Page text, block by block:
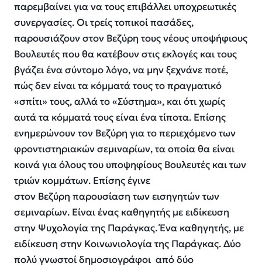
παρεμβαίνει για να τους επιβάλλει υποχρεωτικές
συνεργασίες. Οι τρείς τοπικοί πασάδες,
παρουσιάζουν στον Βεζύρη τους νέους υποψήφιους
Βουλευτές που θα κατέβουν στις εκλογές και τους
βγάζει ένα σύντομο λόγο, να μην ξεχνάνε ποτέ,
πώς δεν είναι τα κόμματά τους το πραγματικό
«σπίτι» τους, αλλά το «Σύστημα», και ότι χωρίς
αυτά τα κόμματά τους είναι ένα τίποτα. Επίσης
ενημερώνουν τον Βεζύρη για το περιεχόμενο των
φροντιστηριακών σεμιναρίων, τα οποία θα είναι
κοινά για όλους του υποψηφίους Βουλευτές και των
τριών κομμάτων. Επίσης έγινε
στον Βεζύρη παρουσίαση των εισηγητών των
σεμιναρίων. Είναι ένας καθηγητής με ειδίκευση
στην Ψυχολογία της Παράγκας. Ένα καθηγητής, με
ειδίκευση στην Κοινωνιολογία της Παράγκας. Δύο
πολύ γνωστοί δημοσιογράφοι από δύο